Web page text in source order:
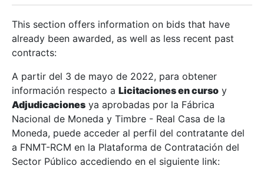
Show/Hide
Show/Hide
This section offers information on bids that have
already been awarded, as well as less recent past
contracts:
A partir del 3 de mayo de 2022, para obtener
información respecto a Licitaciones en curso y
Adjudicaciones ya aprobadas por la Fábrica
Nacional de Moneda y Timbre - Real Casa de la
Moneda, puede acceder al perfil del contratante del
a FNMT-RCM en la Plataforma de Contratación del
Sector Público accediendo en el siguiente link: